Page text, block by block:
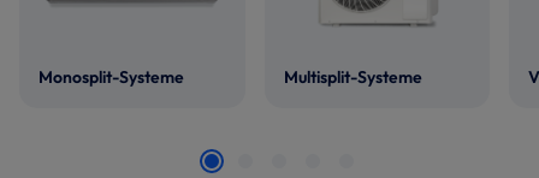
Monosplit-Systeme Multisplit-Systeme